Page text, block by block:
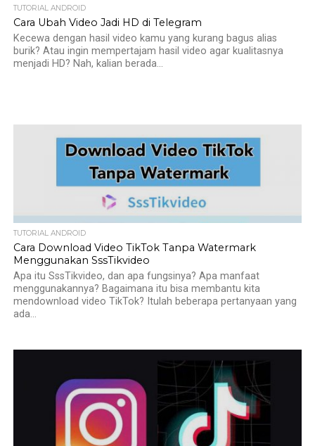
TUTORIAL ANDROID
Cara Ubah Video Jadi HD di Telegram
Kecewa dengan hasil video kamu yang kurang bagus alias
burik? Atau ingin mempertajam hasil video agar kualitasnya
menjadi HD? Nah, kalian berada...
TUTORIAL ANDROID
Cara Download Video TikTok Tanpa Watermark
Menggunakan SssTikvideo
Apa itu SssTikvideo, dan apa fungsinya? Apa manfaat
menggunakannya? Bagaimana itu bisa membantu kita
mendownload video TikTok? Itulah beberapa pertanyaan yang
ada...